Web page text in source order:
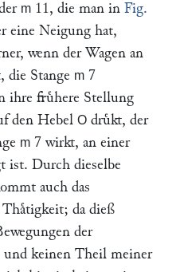
m 11, die man in Fig.
eine Neigung hat,
wenn der Wagen an
die Stange m 7
ihre fruͤhere Stellung
den Hebel O druͤkt, der
m 7 wirkt, an einer
ist. Durch dieselbe
auch das
Thaͤtigkeit; da dieß
der
und keinen Theil meiner